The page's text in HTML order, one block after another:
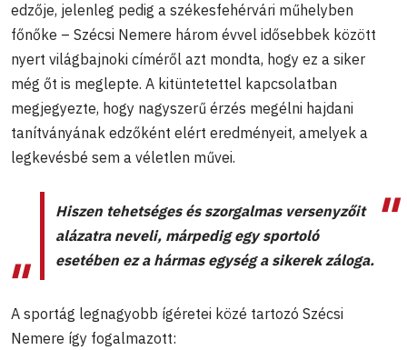
edzője, jelenleg pedig a székesfehérvári műhelyben
főnőke – Szécsi Nemere három évvel idősebbek között
nyert világbajnoki címéről azt mondta, hogy ez a siker
még őt is meglepte. A kitüntetettel kapcsolatban
megjegyezte, hogy nagyszerű érzés megélni hajdani
tanítványának edzőként elért eredményeit, amelyek a
legkevésbé sem a véletlen művei.
Hiszen tehetséges és szorgalmas versenyzőit
alázatra neveli, márpedig egy sportoló
esetében ez a hármas egység a sikerek záloga.
A sportág legnagyobb ígéretei közé tartozó Szécsi
Nemere így fogalmazott: